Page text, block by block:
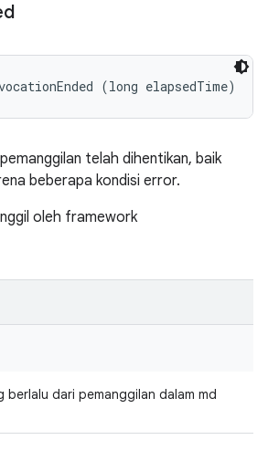
(long elapsedTime)
telah dihentikan, baik
beberapa kondisi error.
oleh framework
berlalu dari pemanggilan dalam md